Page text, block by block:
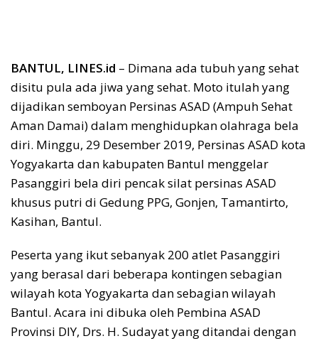
BANTUL, LINES.id – Dimana ada tubuh yang sehat
disitu pula ada jiwa yang sehat. Moto itulah yang
dijadikan semboyan Persinas ASAD (Ampuh Sehat
Aman Damai) dalam menghidupkan olahraga bela
diri. Minggu, 29 Desember 2019, Persinas ASAD kota
Yogyakarta dan kabupaten Bantul menggelar
Pasanggiri bela diri pencak silat persinas ASAD
khusus putri di Gedung PPG, Gonjen, Tamantirto,
Kasihan, Bantul.
Peserta yang ikut sebanyak 200 atlet Pasanggiri
yang berasal dari beberapa kontingen sebagian
wilayah kota Yogyakarta dan sebagian wilayah
Bantul. Acara ini dibuka oleh Pembina ASAD
Provinsi DIY, Drs. H. Sudayat yang ditandai dengan